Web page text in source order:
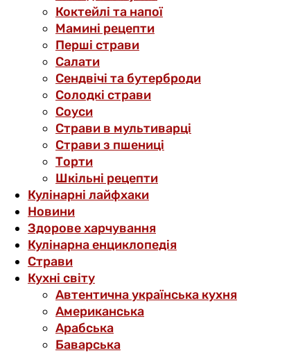
Коктейлі та напої
Мамині рецепти
Перші страви
Салати
Сендвічі та бутерброди
Солодкі страви
Соуси
Страви в мультиварці
Страви з пшениці
Торти
Шкільні рецепти
Кулінарні лайфхаки
Новини
Здорове харчування
Кулінарна енциклопедія
Страви
Кухні світу
Автентична українська кухня
Американська
Арабська
Баварська